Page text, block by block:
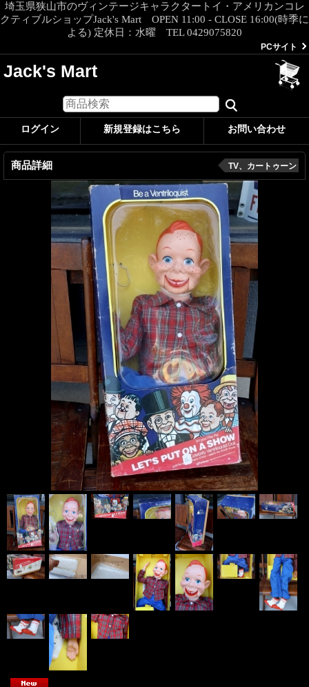
埼玉県狭山市のヴィンテージキャラクタートイ・アメリカンコレ
クティブルショップJack's Mart OPEN 11:00 - CLOSE 16:00(時季に
よる) 定休日：水曜 TEL 0429075820
PCサイト
Jack's Mart
ログイン 新規登録はこちら お問い合わせ
商品詳細 TV、カートゥーン